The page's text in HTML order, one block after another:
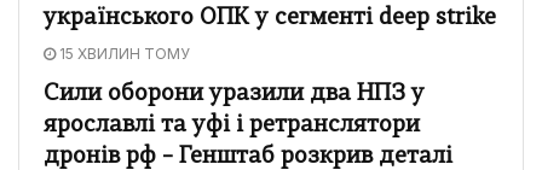
українського ОПК у сегменті deep strike
15 ХВИЛИН ТОМУ
Сили оборони уразили два НПЗ у
ярославлі та уфі і ретранслятори
дронів рф – Генштаб розкрив деталі